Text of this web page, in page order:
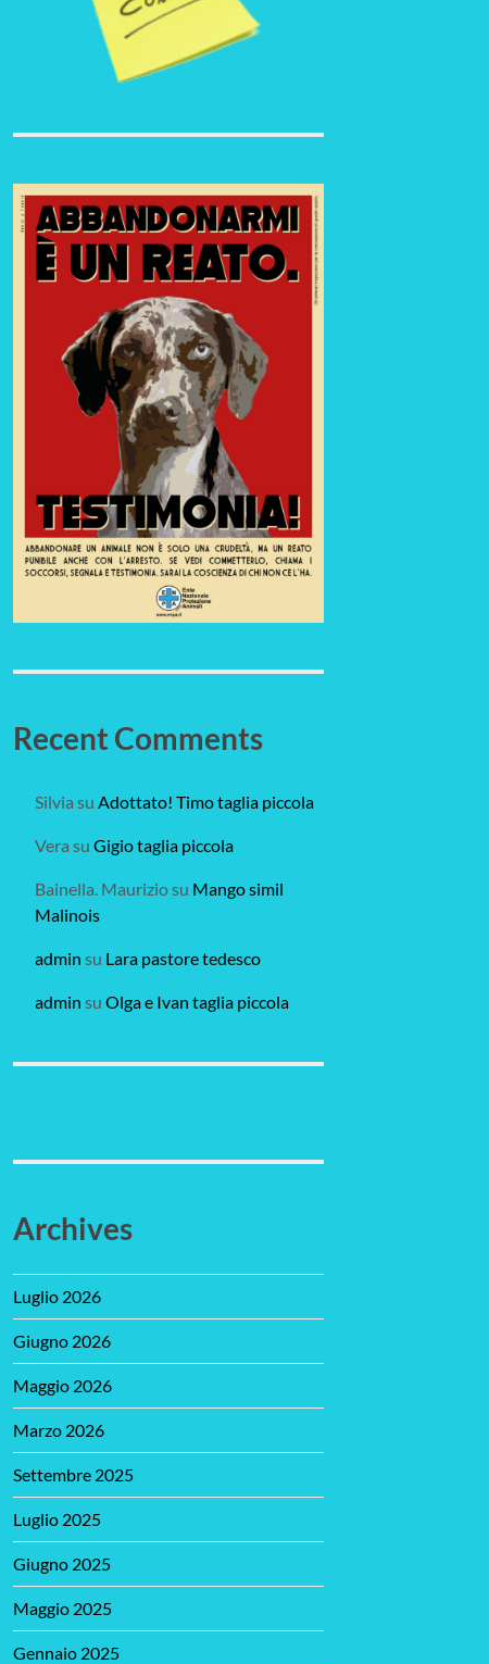
Recent Comments
Silvia su Adottato! Timo taglia piccola
Vera su Gigio taglia piccola
Bainella. Mauriziosu Mango simil
Malinois
admin su Lara pastore tedesco
admin su Olga e Ivan taglia piccola
Archives
Luglio 2026
Giugno 2026
Maggio 2026
Marzo 2026
Settembre 2025
Luglio 2025
Giugno 2025
Maggio 2025
Gennaio 2025